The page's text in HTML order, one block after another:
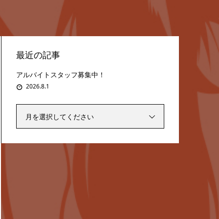
最近の記事
アルバイトスタッフ募集中！
2026.8.1
月を選択してください